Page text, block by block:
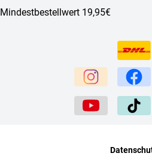
Mindestbestellwert 19,95€